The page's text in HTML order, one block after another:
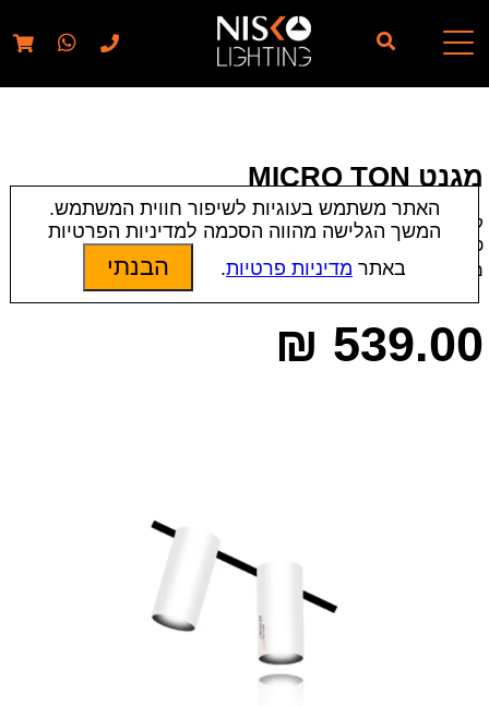
// elementor template for pages - should also ignore woo
pages!!
מגנט MICRO TON
קטגוריות:Laguna
|פרופיל מגנט|תאורה פס צבירה|תאורת
פנים
מק״ט:
19925
539.00
₪
האתר משתמש בעוגיות לשיפור חווית המשתמש.
המשך הגלישה מהווה הסכמה למדיניות הפרטיות
באתר מדיניות פרטיות. הבנתי